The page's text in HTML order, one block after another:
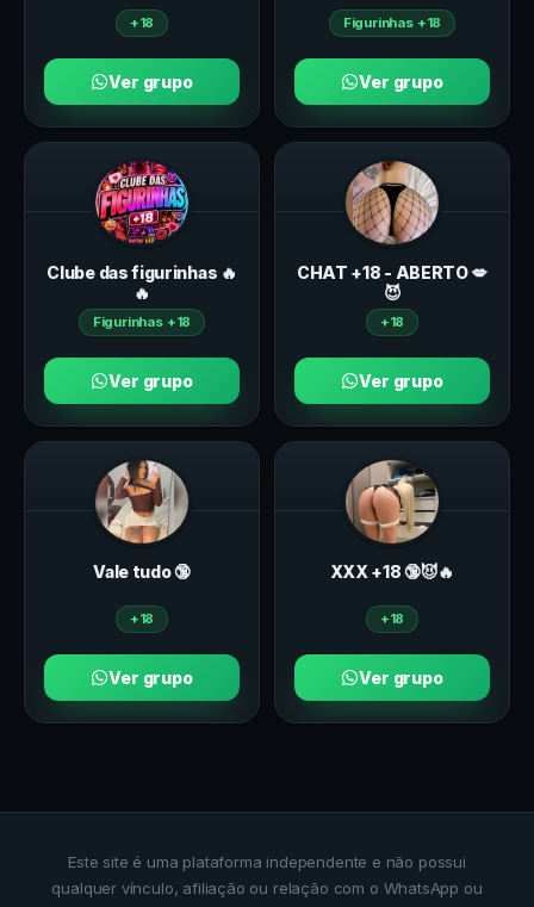
+18
Ver grupo
Figurinhas +18
Ver grupo
Clube das figurinhas 🔥
🔥
Figurinhas +18
Ver grupo
CHAT +18 - ABERTO 💋
😈
+18
Ver grupo
Vale tudo 🔞
+18
Ver grupo
ХXХ +18 🔞😈🔥
+18
Ver grupo
Este site é uma plataforma independente e não possui
qualquer vínculo, afiliação ou relação com o WhatsApp ou